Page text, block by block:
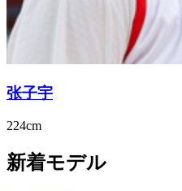
张子宇
224cm
新着モデル